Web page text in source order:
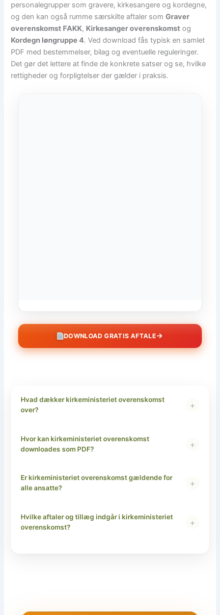
personalegrupper som gravere, kirkesangere og kordegne,
og den kan også rumme særskilte aftaler somGraver
overenskomst FAKK, Kirkesanger overenskomst og
Kordegn løngruppe 4. Ved download fås typisk en samlet
PDF med bestemmelser, bilag og eventuelle reguleringer.
Det gør det lettere at finde de konkrete satser og se, hvilke
rettigheder og forpligtelser der gælder i praksis.
DOWNLOAD GRATIS AFTALE→
Hvad dækker kirkeministeriet overenskomst
over?
+
Hvor kan kirkeministeriet overenskomst
downloades som PDF?
+
Er kirkeministeriet overenskomst gældende for
alle ansatte?
+
Hvilke aftaler og tillæg indgår i kirkeministeriet
overenskomst?
+